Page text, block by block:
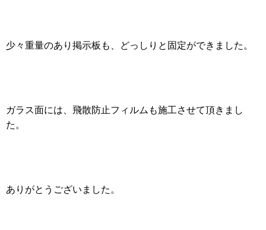
少々重量のあり掲示板も、どっしりと固定ができました。
ガラス面には、飛散防止フィルムも施工させて頂きまし
た。
ありがとうございました。